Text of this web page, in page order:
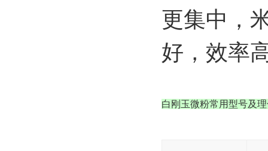
更集中，
好，效率
白刚玉微粉常用型号及